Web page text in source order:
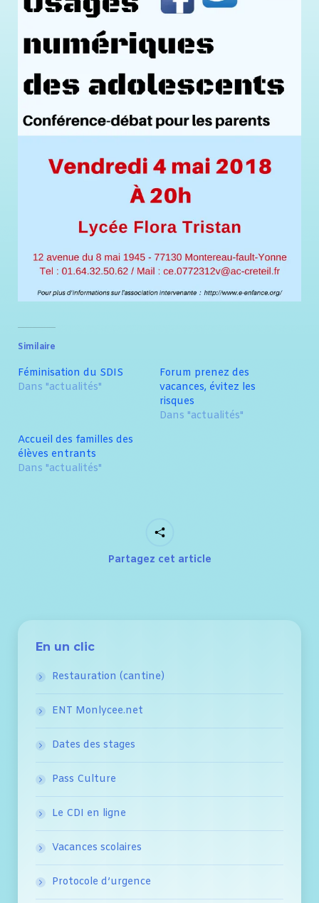
Similaire
Féminisation du SDIS
Dans "actualités"
Forum prenez des
vacances, évitez les
risques
Dans "actualités"
Accueil des familles des
élèves entrants
Dans "actualités"
Partagez cet article
En un clic
Restauration (cantine)
ENT Monlycee.net
Dates des stages
Pass Culture
Le CDI en ligne
Vacances scolaires
Protocole d’urgence